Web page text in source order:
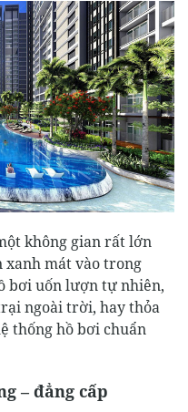
không gian rất lớn
xanh mát vào trong
bơi uốn lượn tự nhiên,
ngoài trời, hay thỏa
thống hồ bơi chuẩn
– đẳng cấp